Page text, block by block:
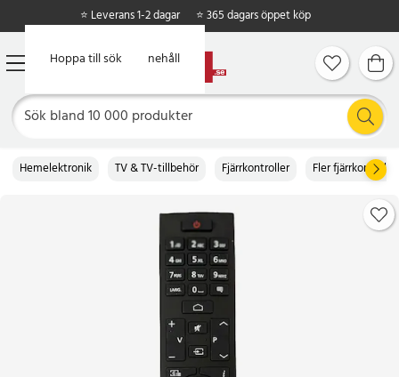
Hoppa till huvudinnehåll
Hoppa till sök
⭐ Leverans 1-2 dagar ⭐ 365 dagars öppet köp
Hemelektronik TV & TV-tillbehör Fjärrkontroller Fler fjärrkontroller